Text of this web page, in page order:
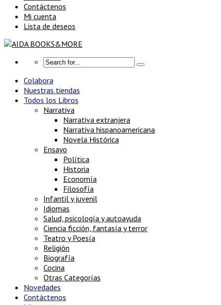
Contáctenos
Mi cuenta
Lista de deseos
Colabora
Nuestras tiendas
Todos los Libros
Narrativa
Narrativa extranjera
Narrativa hispanoamericana
Novela Histórica
Ensayo
Política
Historia
Economía
Filosofía
Infantil y juvenil
Idiomas
Salud, psicología y autoayuda
Ciencia ficción, fantasía y terror
Teatro y Poesía
Religión
Biografía
Cocina
Otras Categorías
Novedades
Contáctenos